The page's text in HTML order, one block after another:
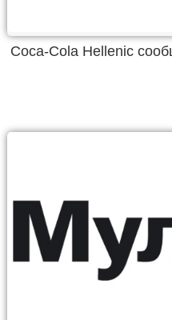
Coca-Cola Hellenic